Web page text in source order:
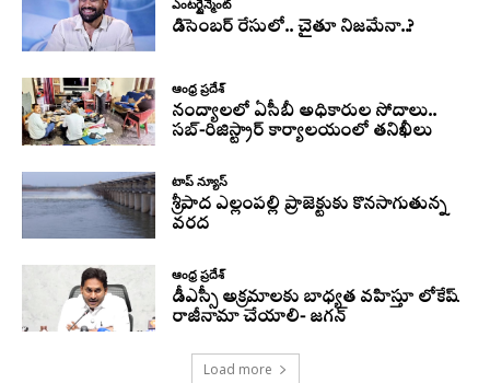
ఎంటర్టైన్మెంట్
డిసెంబర్ రేసులో.. చైతూ నిజమేనా..?
ఆంధ్ర ప్రదేశ్
నంద్యాలలో ఏసీబీ అధికారుల సోదాలు..
సబ్-రిజిస్ట్రార్ కార్యాలయంలో తనిఖీలు
టాప్ న్యూస్
శ్రీపాద ఎల్లంపల్లి ప్రాజెక్టుకు కొనసాగుతున్న
వరద
ఆంధ్ర ప్రదేశ్
డీఎస్సీ అక్రమాలకు బాధ్యత వహిస్తూ లోకేష్‌
రాజీనామా చేయాలి- జగన్
Load more